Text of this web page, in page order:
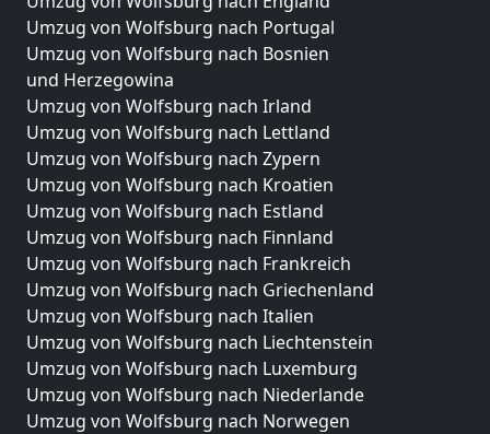
Umzug von Wolfsburg nach Portugal
Umzug von Wolfsburg nach Bosnien
und Herzegowina
Umzug von Wolfsburg nach Irland
Umzug von Wolfsburg nach Lettland
Umzug von Wolfsburg nach Zypern
Umzug von Wolfsburg nach Kroatien
Umzug von Wolfsburg nach Estland
Umzug von Wolfsburg nach Finnland
Umzug von Wolfsburg nach Frankreich
Umzug von Wolfsburg nach Griechenland
Umzug von Wolfsburg nach Italien
Umzug von Wolfsburg nach Liechtenstein
Umzug von Wolfsburg nach Luxemburg
Umzug von Wolfsburg nach Niederlande
Umzug von Wolfsburg nach Norwegen